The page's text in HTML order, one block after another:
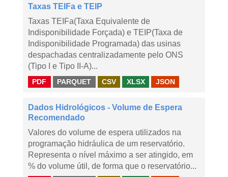
Taxas TEIFa e TEIP
Taxas TEIFa(Taxa Equivalente de
Indisponibilidade Forçada) e TEIP(Taxa de
Indisponibilidade Programada) das usinas
despachadas centralizadamente pelo ONS
(Tipo I e Tipo II-A)...
PDF PARQUET CSV XLSX JSON
Dados Hidrológicos - Volume de Espera
Recomendado
Valores do volume de espera utilizados na
programação hidráulica de um reservatório.
Representa o nível máximo a ser atingido, em
% do volume útil, de forma que o reservatório...